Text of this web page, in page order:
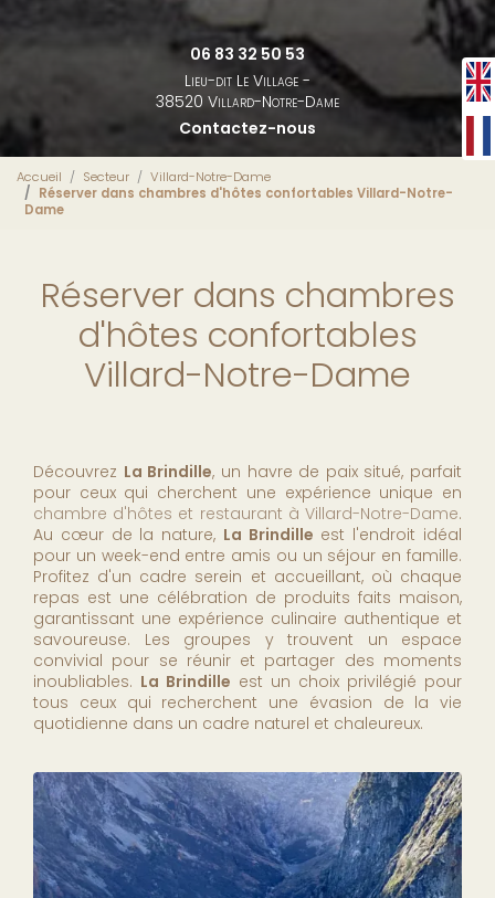
06 83 32 50 53
Lieu-dit Le Village -
38520 Villard-Notre-Dame
Contactez-nous
Accueil Secteur
Villard-Notre-Dame
Réserver dans chambres d'hôtes confortables Villard-Notre-
Dame
Réserver dans chambres
d'hôtes confortables
Villard-Notre-Dame
Découvrez La Brindille, un havre de paix situé, parfait
pour ceux qui cherchent une expérience unique en
chambre d'hôtes et restaurant à Villard-Notre-Dame.
Au cœur de la nature, La Brindille est l'endroit idéal
pour un week-end entre amis ou un séjour en famille.
Profitez d'un cadre serein et accueillant, où chaque
repas est une célébration de produits faits maison,
garantissant une expérience culinaire authentique et
savoureuse. Les groupes y trouvent un espace
convivial pour se réunir et partager des moments
inoubliables. La Brindille est un choix privilégié pour
tous ceux qui recherchent une évasion de la vie
quotidienne dans un cadre naturel et chaleureux.